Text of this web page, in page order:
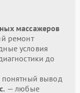
массажеров
ремонт
условия
до
вывод
— любые